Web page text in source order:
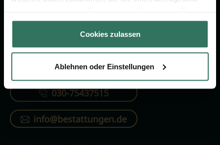
gesammelt haben.
Cookies zulassen
Ablehnen oder Einstellungen
Verzeichnis
KONTAKTIEREN SIE UNS
030-75437515
info@bestattungen.de